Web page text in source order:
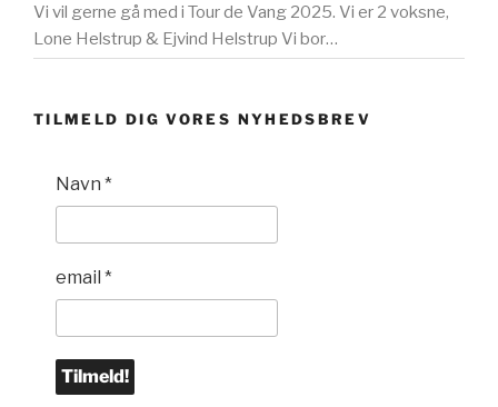
Vi vil gerne gå med i Tour de Vang 2025. Vi er 2 voksne,
Lone Helstrup & Ejvind Helstrup Vi bor…
TILMELD DIG VORES NYHEDSBREV
Navn *
email *